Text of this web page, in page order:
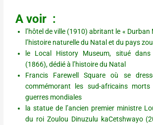
A voir :
l’hôtel de ville (1910) abritant le « Durban
l’histoire naturelle du Natal et du pays
le Local History Museum, situé dans
(1866), dédié à l’histoire du Natal
Francis Farewell Square où se
commémorant les sud-africains
guerres mondiales
la statue de l’ancien premier ministre
du roi Zoulou Dinuzulu kaCetshwayo